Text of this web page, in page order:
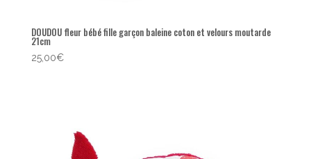
DOUDOU fleur bébé fille garçon baleine coton et velours moutarde
21cm
25,00€